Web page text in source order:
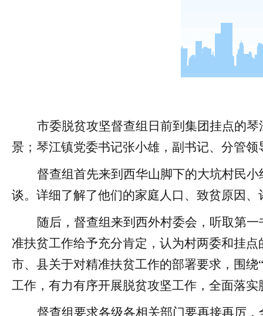
市委脱贫攻坚督查组日前到集团挂点的
景；琴江镇党委书记张小雄，副书记、分管领
督查组首先来到西华山脚下的大坑村民
谈。详细了解了他们的家庭人口、致贫原因
随后，督查组来到西外村委会，听取第
准扶贫工作给予充分肯定，认为村两委和挂
市、县关于对精准扶贫工作的部署要求，围绕“
工作，有力有序开展脱贫攻坚工作，全面落
督查组要求各级各相关部门要再接再厉